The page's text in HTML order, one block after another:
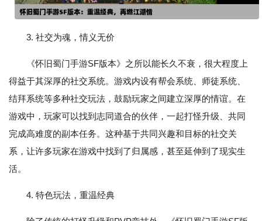
3. 社交为魂，情义无价
《怀旧蜀门手游SF版本》之所以能长久不衰，很大程度上
得益于其深厚的社交系统。游戏内设有帮会系统、师徒系统、
结拜系统等多种社交玩法，鼓励玩家之间建立深厚的情谊。在
游戏中，玩家可以找到志同道合的伙伴，一起打怪升级、共同
完成高难度的副本任务。这种基于共同兴趣和目标的社交关
系，让许多玩家在游戏中找到了归属感，甚至延伸到了现实生
活。
4. 特色玩法，重温经典